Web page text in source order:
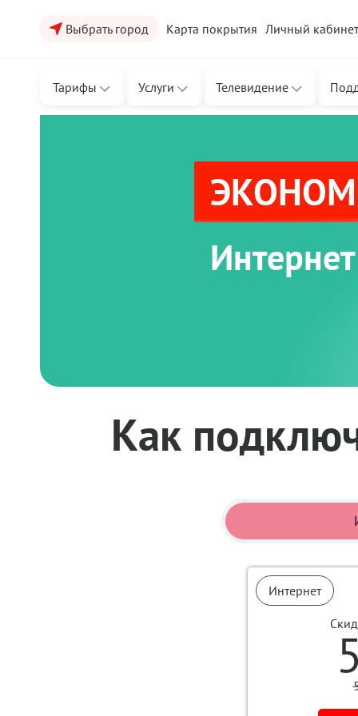
Выбрать город Карта покрытия Личный кабинет
Тарифы Услуги Телевидение
Как
Интернет